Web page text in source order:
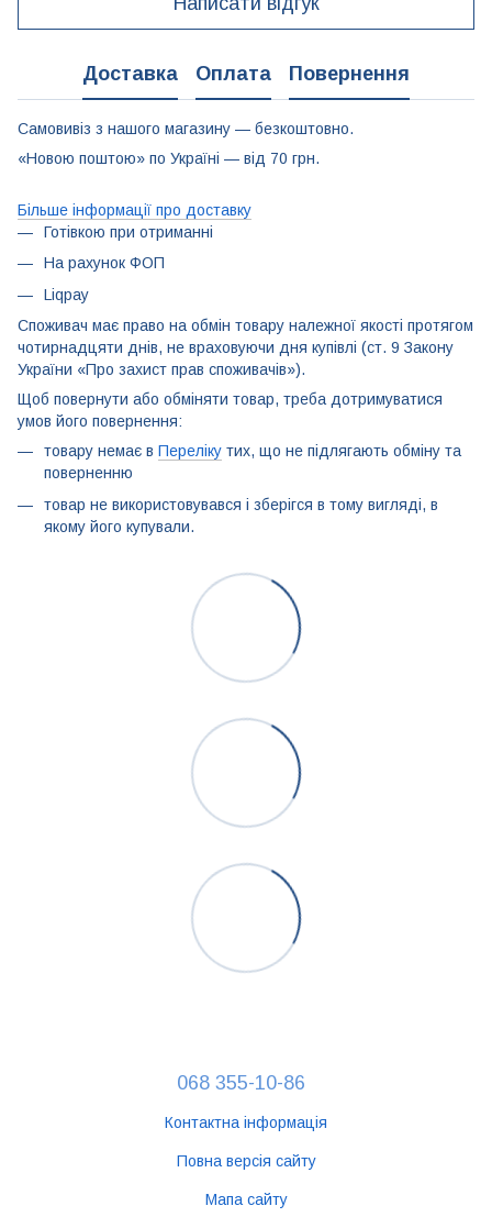
Доставка Оплата Повернення
Самовивіз з нашого магазину — безкоштовно.
«Новою поштою» по Україні — від 70 грн.
Більше інформації про доставку
Готівкою при отриманні
На рахунок ФОП
Liqpay
Споживач має право на обмін товару належної якості протягом
чотирнадцяти днів, не враховуючи дня купівлі (ст. 9 Закону
України «Про захист прав споживачів»).
Щоб повернути або обміняти товар, треба дотримуватися
умов його повернення:
товару немає в Переліку тих, що не підлягають обміну та
поверненню
товар не використовувався і зберігся в тому вигляді, в
якому його купували.
068 355-10-86
Контактна інформація
Повна версія сайту
Мапа сайту